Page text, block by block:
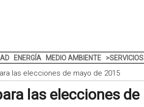
ENERGÍA MEDIO AMBIENTE >SERVICIOS
las elecciones de mayo de 2015
las elecciones de